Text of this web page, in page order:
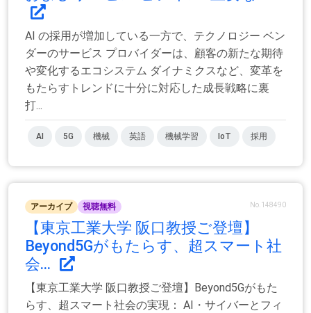
AI の採用が増加している一方で、テクノロジー ベン
ダーのサービス プロバイダーは、顧客の新たな期待
や変化するエコシステム ダイナミクスなど、変革を
もたらすトレンドに十分に対応した成長戦略に裏
打...
AI 5G 機械 英語 機械学習 IoT 採用
アーカイブ 視聴無料 No.148490
【東京工業大学 阪口教授ご登壇】
Beyond5Gがもたらす、超スマート社
会...
【東京工業大学 阪口教授ご登壇】Beyond5Gがもた
らす、超スマート社会の実現： AI・サイバーとフィ